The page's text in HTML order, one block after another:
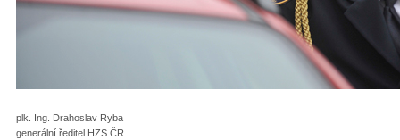
plk. Ing. Drahoslav Ryba
generální ředitel HZS ČR